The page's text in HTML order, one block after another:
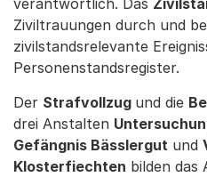
Ziviltrauungen durch und
zivilstandsrelevante
Personenstandsregister.
Der Strafvollzug und die
drei Anstalten
Gefängnis Bässlergut und
Klosterfiechten bilden